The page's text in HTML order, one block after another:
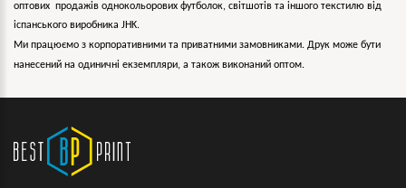
оптових продажів однокольорових футболок, світшотів та іншого текстилю від
іспанського виробника JHK.
Ми працюємо з корпоративними та приватними замовниками. Друк може бути
нанесений на одиничні екземпляри, а також виконаний оптом.